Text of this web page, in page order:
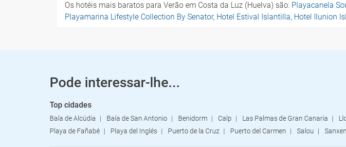
Os hotéis mais baratos para Verão em Costa da Luz (Huelva) são: Playacanela
Playamarina Lifestyle Collection By Senator, Hotel Estival Islantilla, Hotel Ilunion
Pode interessar-lhe...
Top cidades
Baía de Alcúdia Baía de San Antonio Benidorm Calp Las Palmas de Gran Canaria
Playa de Fañabé
Playa del Inglés Puerto de la Cruz Puerto del Carmen Salou